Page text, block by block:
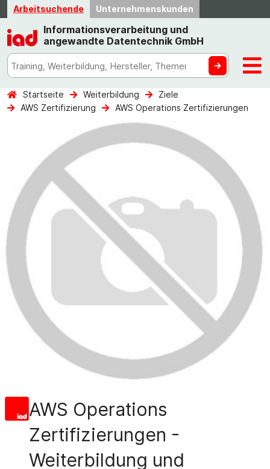
Arbeitsuchende Unternehmenskunden
Informationsverarbeitung und
angewandte Datentechnik GmbH
Startseite Weiterbildung
Ziele
AWS Zertifizierung
AWS Operations Zertifizierungen
AWS Operations
Zertifizierungen -
Weiterbildung und